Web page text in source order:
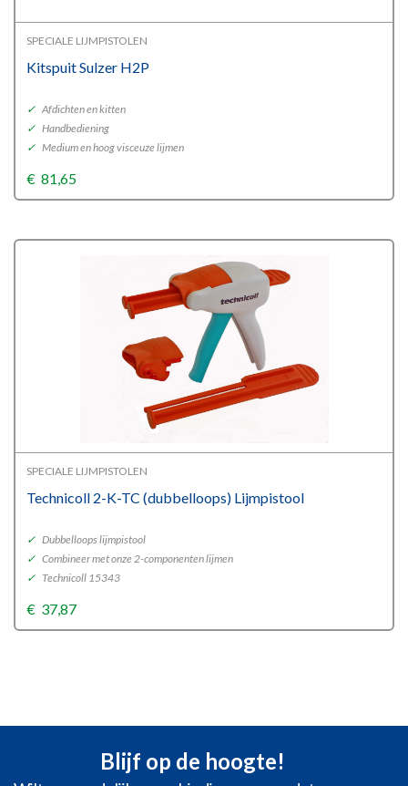
SPECIALE LIJMPISTOLEN
Kitspuit Sulzer H2P
✓ Afdichten en kitten
✓ Handbediening
✓ Medium en hoog visceuze lijmen
€ 81,65
SPECIALE LIJMPISTOLEN
Technicoll 2-K-TC (dubbelloops) Lijmpistool
✓ Dubbelloops lijmpistool
✓ Combineer met onze 2-componenten lijmen
✓ Technicoll 15343
€ 37,87
Blijf op de hoogte!